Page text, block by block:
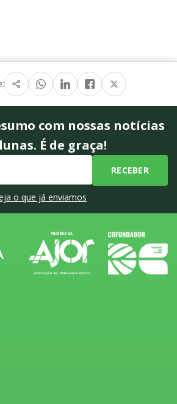
com nossas notícias
É de graça!
o que já enviamos